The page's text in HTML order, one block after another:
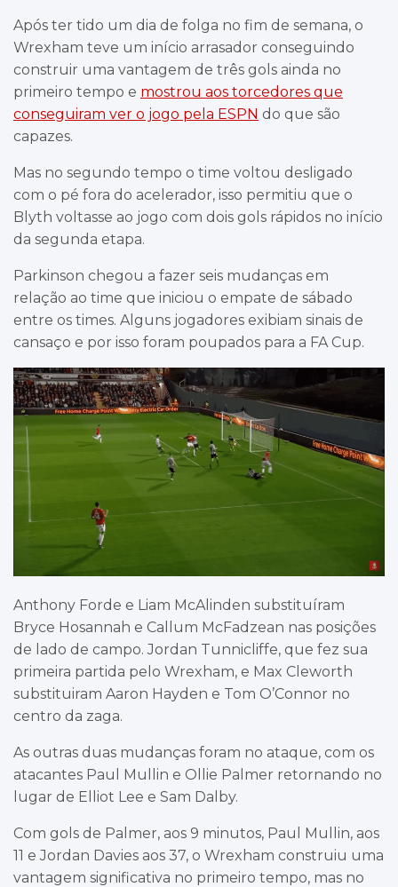
Após ter tido um dia de folga no fim de semana, o
Wrexham teve um início arrasador conseguindo
construir uma vantagem de três gols ainda no
primeiro tempo e mostrou aos torcedores que
conseguiram ver o jogo pela ESPN do que são
capazes.
Mas no segundo tempo o time voltou desligado
com o pé fora do acelerador, isso permitiu que o
Blyth voltasse ao jogo com dois gols rápidos no início
da segunda etapa.
Parkinson chegou a fazer seis mudanças em
relação ao time que iniciou o empate de sábado
entre os times. Alguns jogadores exibiam sinais de
cansaço e por isso foram poupados para a FA Cup.
Anthony Forde e Liam McAlinden substituíram
Bryce Hosannah e Callum McFadzean nas posições
de lado de campo. Jordan Tunnicliffe, que fez sua
primeira partida pelo Wrexham, e Max Cleworth
substituiram Aaron Hayden e Tom O’Connor no
centro da zaga.
As outras duas mudanças foram no ataque, com os
atacantes Paul Mullin e Ollie Palmer retornando no
lugar de Elliot Lee e Sam Dalby.
Com gols de Palmer, aos 9 minutos, Paul Mullin, aos
11 e Jordan Davies aos 37, o Wrexham construiu uma
vantagem significativa no primeiro tempo, mas no